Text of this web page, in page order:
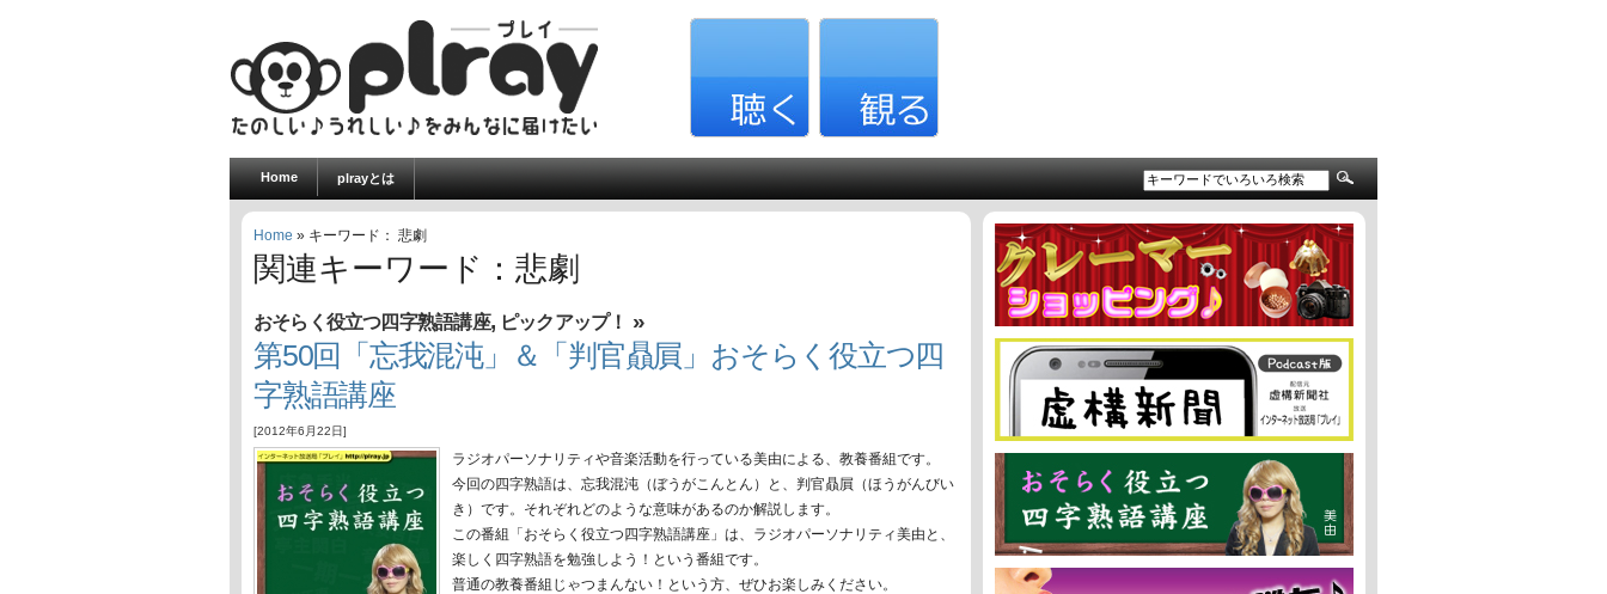
Home plrayとは
Home » キーワード： 悲劇
関連キーワード：悲劇
おそらく役立つ四字熟語講座, ピックアップ！ »
第50回「忘我混沌」＆「判官贔屓」おそらく役立つ四
字熟語講座
[2012年6月22日]
ラジオパーソナリティや音楽活動を行っている美由による、教養番組です。
今回の四字熟語は、忘我混沌（ぼうがこんとん）と、判官贔屓（ほうがんびい
き）です。それぞれどのような意味があるのか解説します。
この番組「おそらく役立つ四字熟語講座」は、ラジオパーソナリティ美由と、
楽しく四字熟語を勉強しよう！という番組です。
普通の教養番組じゃつまんない！という方、ぜひお楽しみください。